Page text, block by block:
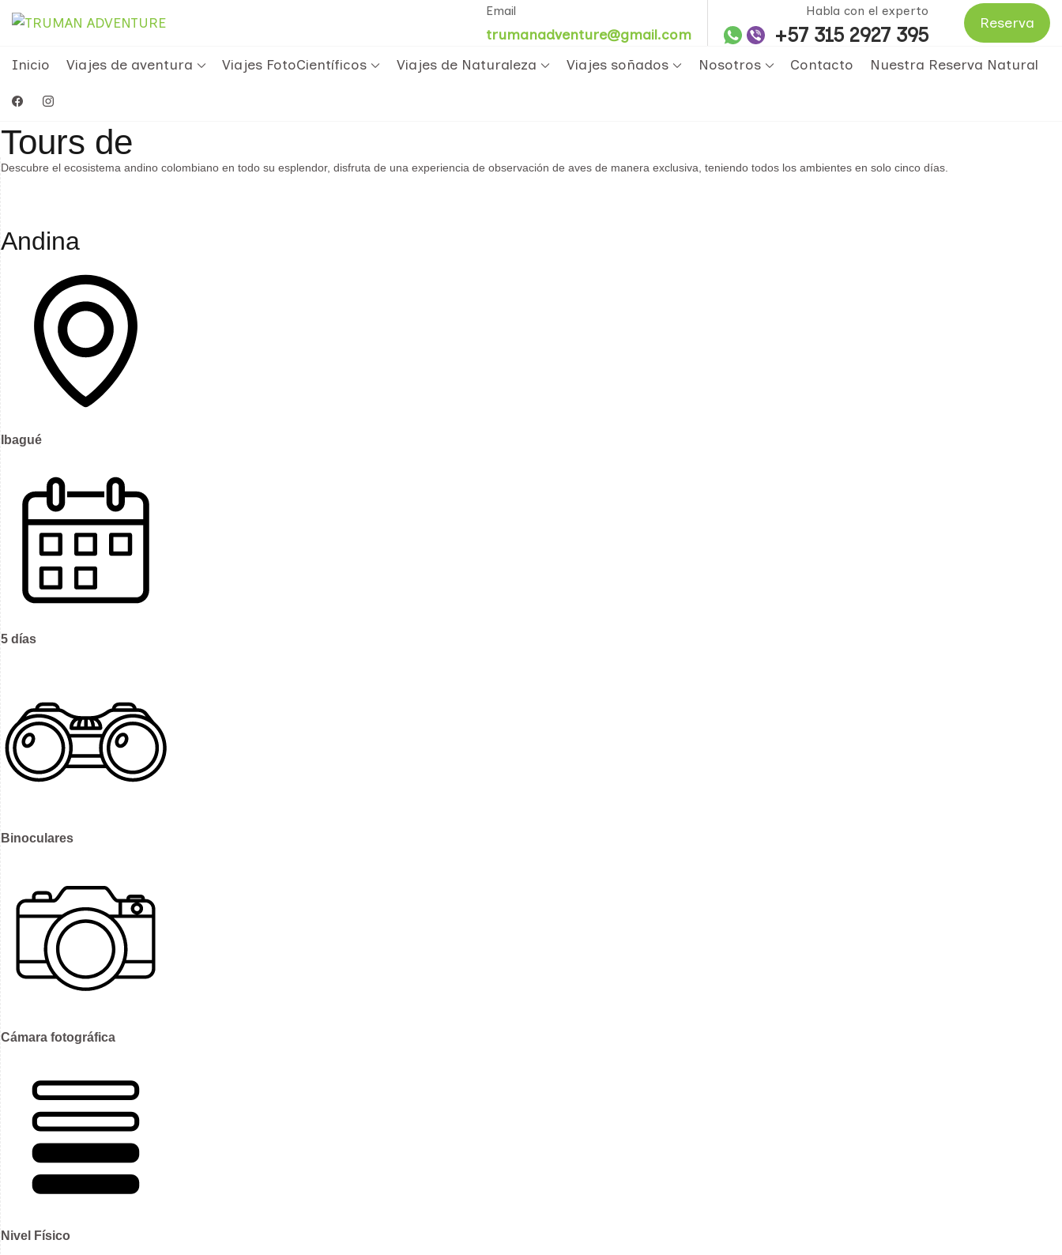
Skip
to
Email
trumanadventure@gmail.com
Habla con el experto
+57 315 2927 395 Reserva
Inicio Viajes de aventura Viajes FotoCientíficos Viajes de Naturaleza Viajes soñados Nosotros Contacto Nuestra Reserva Natural
Tours de
Descubre el ecosistema andino colombiano en todo su esplendor, disfruta de una experiencia de observación de aves de manera exclusiva, teniendo todos los ambientes en solo cinco días.
Andina
Ibagué
5 días
Binoculares
Cámara fotográfica
Nivel Físico